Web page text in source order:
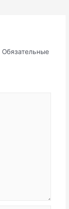
Обязательные